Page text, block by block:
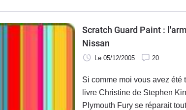
Scratch Guard Paint :
Nissan
Le 05/12/2005 20
Si comme moi vous avez été
livre Christine de Stephen
Plymouth Fury se réparait